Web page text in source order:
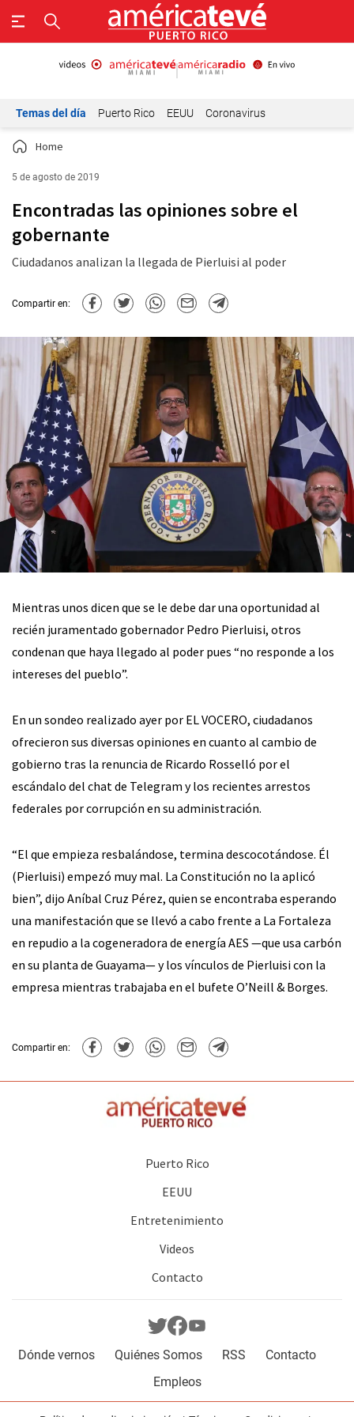
Temas del día Puerto Rico EEUU Coronavirus
Home
5 de agosto de 2019
Encontradas las opiniones sobre el
gobernante
Ciudadanos analizan la llegada de Pierluisi al poder
Compartir en:
Mientras unos dicen que se le debe dar una oportunidad al
recién juramentado gobernador Pedro Pierluisi, otros
condenan que haya llegado al poder pues “no responde a los
intereses del pueblo”.
En un sondeo realizado ayer por EL VOCERO, ciudadanos
ofrecieron sus diversas opiniones en cuanto al cambio de
gobierno tras la renuncia de Ricardo Rosselló por el
escándalo del chat de Telegram y los recientes arrestos
federales por corrupción en su administración.
“El que empieza resbalándose, termina descocotándose. Él
(Pierluisi) empezó muy mal. La Constitución no la aplicó
bien”, dijo Aníbal Cruz Pérez, quien se encontraba esperando
una manifestación que se llevó a cabo frente a La Fortaleza
en repudio a la cogeneradora de energía AES —que usa carbón
en su planta de Guayama— y los vínculos de Pierluisi con la
empresa mientras trabajaba en el bufete O’Neill & Borges.
Compartir en:
Puerto Rico
EEUU
Entretenimiento
Videos
Contacto
Dónde vernos Quiénes Somos RSS
Contacto
Empleos